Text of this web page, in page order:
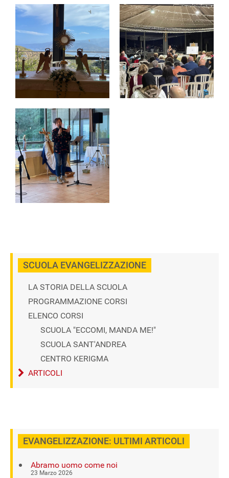
SCUOLA EVANGELIZZAZIONE
LA STORIA DELLA SCUOLA
PROGRAMMAZIONE CORSI
ELENCO CORSI
SCUOLA "ECCOMI, MANDA ME!"
SCUOLA SANT'ANDREA
CENTRO KERIGMA
ARTICOLI
EVANGELIZZAZIONE: ULTIMI ARTICOLI
Abramo uomo come noi
23 Marzo 2026